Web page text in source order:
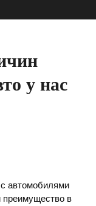
у нас
автомобилями
преимущество в